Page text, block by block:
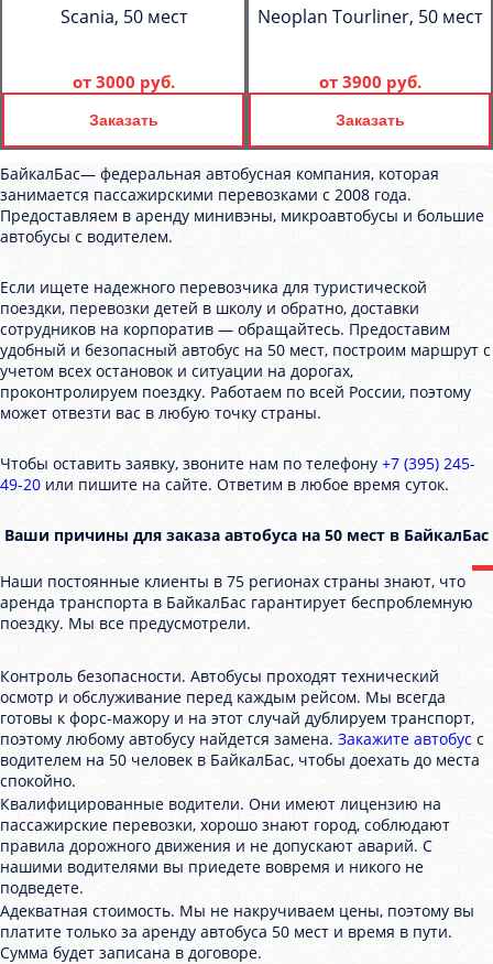
Scania, 50 мест
от 3000 руб.
Заказать
Neoplan Tourliner, 50 мест
от 3900 руб.
Заказать
БайкалБас— федеральная автобусная компания, которая
занимается пассажирскими перевозками с 2008 года.
Предоставляем в аренду минивэны, микроавтобусы и большие
автобусы с водителем.
Если ищете надежного перевозчика для туристической
поездки, перевозки детей в школу и обратно, доставки
сотрудников на корпоратив — обращайтесь. Предоставим
удобный и безопасный автобус на 50 мест, построим маршрут с
учетом всех остановок и ситуации на дорогах,
проконтролируем поездку. Работаем по всей России, поэтому
может отвезти вас в любую точку страны.
Чтобы оставить заявку, звоните нам по телефону +7 (395) 245-
49-20 или пишите на сайте. Ответим в любое время суток.
Ваши причины для заказа автобуса на 50 мест в БайкалБас
Наши постоянные клиенты в 75 регионах страны знают, что
аренда транспорта в БайкалБас гарантирует беспроблемную
поездку. Мы все предусмотрели.
Контроль безопасности. Автобусы проходят технический
осмотр и обслуживание перед каждым рейсом. Мы всегда
готовы к форс-мажору и на этот случай дублируем транспорт,
поэтому любому автобусу найдется замена. Закажите автобус с
водителем на 50 человек в БайкалБас, чтобы доехать до места
спокойно.
Квалифицированные водители. Они имеют лицензию на
пассажирские перевозки, хорошо знают город, соблюдают
правила дорожного движения и не допускают аварий. С
нашими водителями вы приедете вовремя и никого не
подведете.
Адекватная стоимость. Мы не накручиваем цены, поэтому вы
платите только за аренду автобуса 50 мест и время в пути.
Сумма будет записана в договоре.